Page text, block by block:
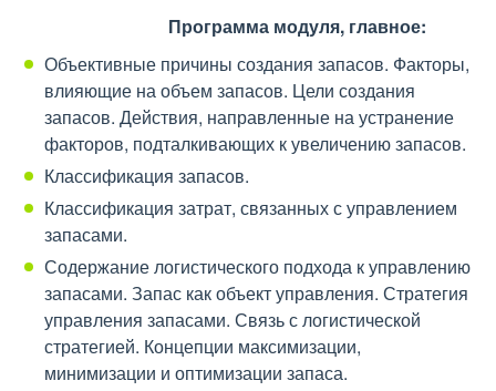
Программа модуля, главное:
Объективные причины создания запасов. Факторы,
влияющие на объем запасов. Цели создания
запасов. Действия, направленные на устранение
факторов, подталкивающих к увеличению запасов.
Классификация запасов.
Классификация затрат, связанных с управлением
запасами.
Содержание логистического подхода к управлению
запасами. Запас как объект управления. Стратегия
управления запасами. Связь с логистической
стратегией. Концепции максимизации,
минимизации и оптимизации запаса.